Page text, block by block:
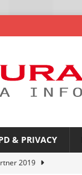
& PRIVACY
2019